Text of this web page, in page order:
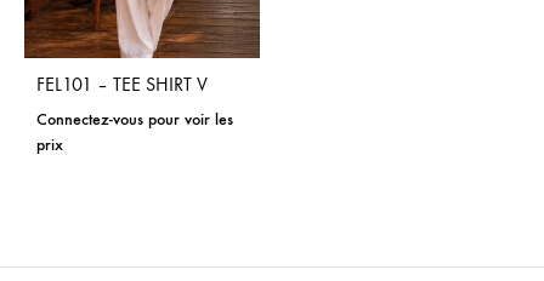
FEL101 – TEE SHIRT V
Connectez-vous pour voir les
prix